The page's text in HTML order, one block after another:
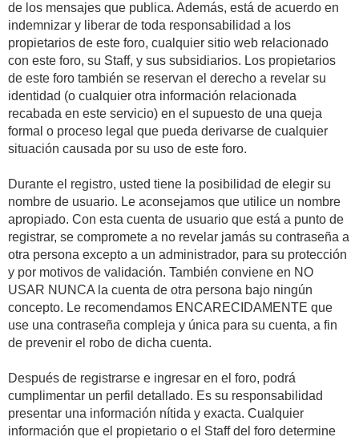
de los mensajes que publica. Además, está de acuerdo en
indemnizar y liberar de toda responsabilidad a los
propietarios de este foro, cualquier sitio web relacionado
con este foro, su Staff, y sus subsidiarios. Los propietarios
de este foro también se reservan el derecho a revelar su
identidad (o cualquier otra información relacionada
recabada en este servicio) en el supuesto de una queja
formal o proceso legal que pueda derivarse de cualquier
situación causada por su uso de este foro.
Durante el registro, usted tiene la posibilidad de elegir su
nombre de usuario. Le aconsejamos que utilice un nombre
apropiado. Con esta cuenta de usuario que está a punto de
registrar, se compromete a no revelar jamás su contraseña a
otra persona excepto a un administrador, para su protección
y por motivos de validación. También conviene en NO
USAR NUNCA la cuenta de otra persona bajo ningún
concepto. Le recomendamos ENCARECIDAMENTE que
use una contraseña compleja y única para su cuenta, a fin
de prevenir el robo de dicha cuenta.
Después de registrarse e ingresar en el foro, podrá
cumplimentar un perfil detallado. Es su responsabilidad
presentar una información nítida y exacta. Cualquier
información que el propietario o el Staff del foro determine